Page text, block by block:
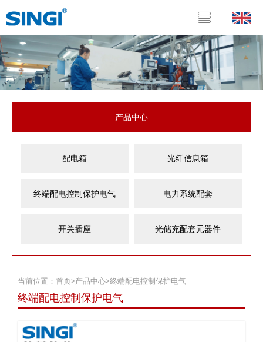
产品中心
配电箱 光纤信息箱
终端配电控制保护电气 电力系统配套
开关插座 光储充配套元器件
当前位置： 首页>产品中心>终端配电控制保护电气
终端配电控制保护电气